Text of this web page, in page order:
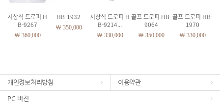
시상식 트로피 H
B-9267
￦ 360,000
HB-1932
￦ 350,000
시상식 트로피 H
B-9214...
￦ 330,000
골프 트로피 HB-
9064
￦ 350,000
골프 트로피 HB-
1970
￦ 330,000
개인정보처리방침 이용약관
PC 버젼